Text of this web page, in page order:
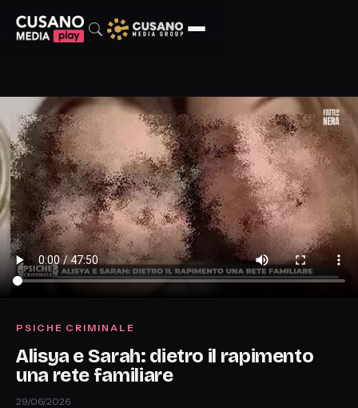
PSICHE CRIMINALE
Alisya e Sarah: dietro il rapimento
una rete familiare
29/06/2026